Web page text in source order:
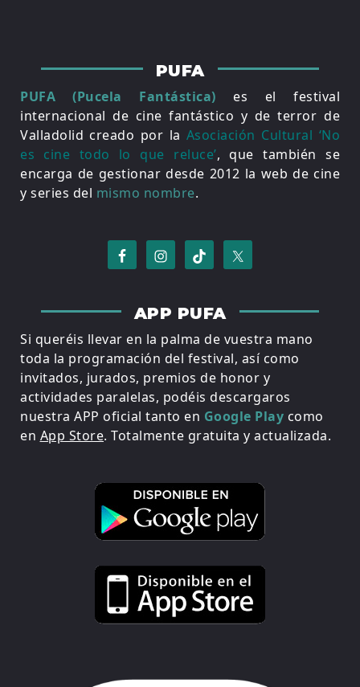
PUFA
PUFA (Pucela Fantástica) es el festival
internacional de cine fantástico y de terror de
Valladolid creado por la Asociación Cultural ‘No
es cine todo lo que reluce’, que también se
encarga de gestionar desde 2012 la web de cine
y series del mismo nombre.
APP PUFA
Si queréis llevar en la palma de vuestra mano
toda la programación del festival, así como
invitados, jurados, premios de honor y
actividades paralelas, podéis descargaros
nuestra APP oficial tanto en Google Play como
en App Store. Totalmente gratuita y actualizada.